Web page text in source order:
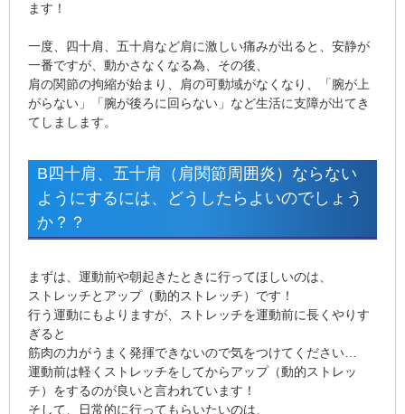
ます！
一度、四十肩、五十肩など肩に激しい痛みが出ると、安静が
一番ですが、動かさなくなる為、その後、
肩の関節の拘縮が始まり、肩の可動域がなくなり、「腕が上
がらない」「腕が後ろに回らない」など生活に支障が出てき
てしまします。
B四十肩、五十肩（肩関節周囲炎）ならない
ようにするには、どうしたらよいのでしょう
か？？
まずは、運動前や朝起きたときに行ってほしいのは、
ストレッチとアップ（動的ストレッチ）です！
行う運動にもよりますが、ストレッチを運動前に長くやりす
ぎると
筋肉の力がうまく発揮できないので気をつけてください…
運動前は軽くストレッチをしてからアップ（動的ストレッ
チ）をするのが良いと言われています！
そして、日常的に行ってもらいたいのは、